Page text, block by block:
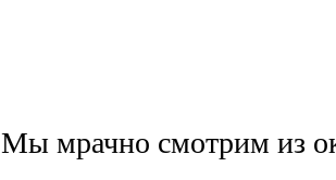
Мы мрачно смотрим из